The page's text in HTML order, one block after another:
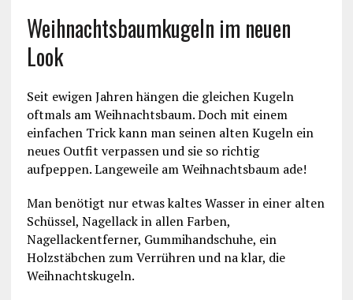
Weihnachtsbaumkugeln im neuen
Look
Seit ewigen Jahren hängen die gleichen Kugeln
oftmals am Weihnachtsbaum. Doch mit einem
einfachen Trick kann man seinen alten Kugeln ein
neues Outfit verpassen und sie so richtig
aufpeppen. Langeweile am Weihnachtsbaum ade!
Man benötigt nur etwas kaltes Wasser in einer alten
Schüssel, Nagellack in allen Farben,
Nagellackentferner, Gummihandschuhe, ein
Holzstäbchen zum Verrühren und na klar, die
Weihnachtskugeln.